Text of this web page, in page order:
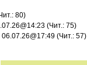
80)
(Чит.: 75)
06.07.26@17:49 (Чит.: 57)